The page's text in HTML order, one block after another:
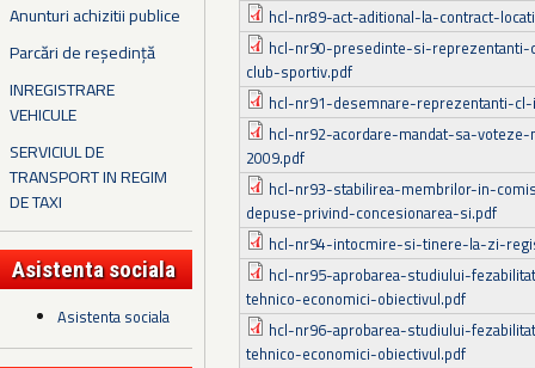
Anunturi achizitii publice
Parcări de reședință
INREGISTRARE
VEHICULE
SERVICIUL DE
TRANSPORT IN REGIM
DE TAXI
Asistenta sociala
Asistenta sociala
hcl-nr89-act-aditional-la-contract-
hcl-nr90-presedinte-si-
club-sportiv.pdf
hcl-nr91-desemnare-reprezentanti-
hcl-nr92-acordare-mandat-sa-
2009.pdf
hcl-nr93-stabilirea-membrilor-in-
depuse-privind-concesionarea-si.pdf
hcl-nr94-intocmire-si-tinere-la-zi-
hcl-nr95-aprobarea-studiului-
tehnico-economici-obiectivul.pdf
hcl-nr96-aprobarea-studiului-
tehnico-economici-obiectivul.pdf